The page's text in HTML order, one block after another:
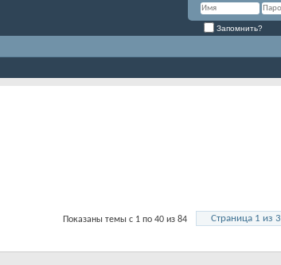
Запомнить?
Страница 1 из 3
Показаны темы с 1 по 40 из 84